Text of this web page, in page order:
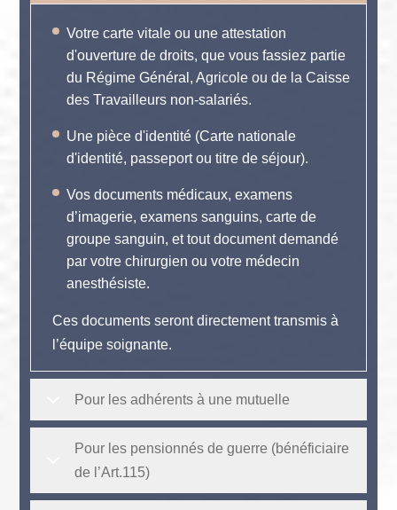
Votre carte vitale ou une attestation
d'ouverture de droits, que vous fassiez partie
du Régime Général, Agricole ou de la Caisse
des Travailleurs non-salariés.
Une pièce d'identité (Carte nationale
d'identité, passeport ou titre de séjour).
Vos documents médicaux, examens
d’imagerie, examens sanguins, carte de
groupe sanguin, et tout document demandé
par votre chirurgien ou votre médecin
anesthésiste.
Ces documents seront directement transmis à
l’équipe soignante.
Pour les adhérents à une mutuelle
Pour les pensionnés de guerre (bénéficiaire
de l’Art.115)